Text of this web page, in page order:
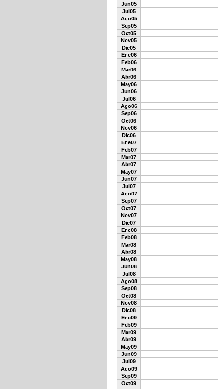
Jun05
Jul05
Ago05
Sep05
Oct05
Nov05
Dic05
Ene06
Feb06
Mar06
Abr06
May06
Jun06
Jul06
Ago06
Sep06
Oct06
Nov06
Dic06
Ene07
Feb07
Mar07
Abr07
May07
Jun07
Jul07
Ago07
Sep07
Oct07
Nov07
Dic07
Ene08
Feb08
Mar08
Abr08
May08
Jun08
Jul08
Ago08
Sep08
Oct08
Nov08
Dic08
Ene09
Feb09
Mar09
Abr09
May09
Jun09
Jul09
Ago09
Sep09
Oct09